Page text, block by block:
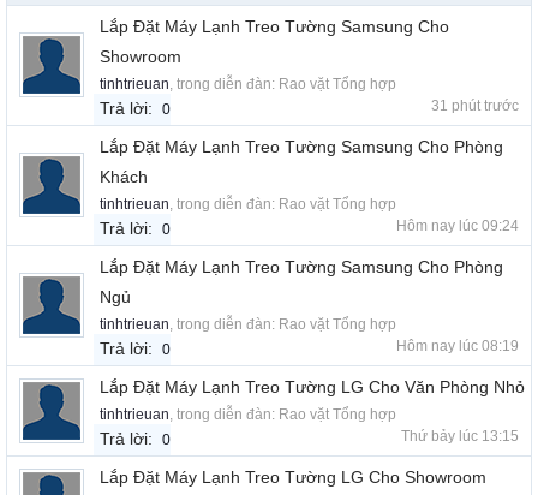
Lắp Đặt Máy Lạnh Treo Tường Samsung Cho
Showroom
tinhtrieuan, trong diễn đàn: Rao vặt Tổng hợp
Trả lời: 0 31 phút trước
Lắp Đặt Máy Lạnh Treo Tường Samsung Cho Phòng
Khách
tinhtrieuan, trong diễn đàn: Rao vặt Tổng hợp
Trả lời: 0 Hôm nay lúc 09:24
Lắp Đặt Máy Lạnh Treo Tường Samsung Cho Phòng
Ngủ
tinhtrieuan, trong diễn đàn: Rao vặt Tổng hợp
Trả lời: 0 Hôm nay lúc 08:19
Lắp Đặt Máy Lạnh Treo Tường LG Cho Văn Phòng Nhỏ
tinhtrieuan, trong diễn đàn: Rao vặt Tổng hợp
Trả lời: 0 Thứ bảy lúc 13:15
Lắp Đặt Máy Lạnh Treo Tường LG Cho Showroom